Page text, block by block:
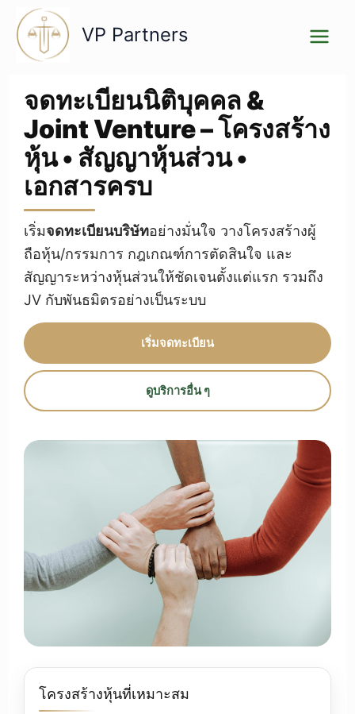
content
VP Partners
จดทะเบียนนิติบุคคล &
Joint Venture – โครงสร้าง
หุ้น • สัญญาหุ้นส่วน •
เอกสารครบ
เริ่มจดทะเบียนบริษัทอย่างมั่นใจ วางโครงสร้างผู้
ถือหุ้น/กรรมการ กฎเกณฑ์การตัดสินใจ และ
สัญญาระหว่างหุ้นส่วนให้ชัดเจนตั้งแต่แรก รวมถึง
JV กับพันธมิตรอย่างเป็นระบบ
เริ่มจดทะเบียน
ดูบริการอื่น ๆ
โครงสร้างหุ้นที่เหมาะสม